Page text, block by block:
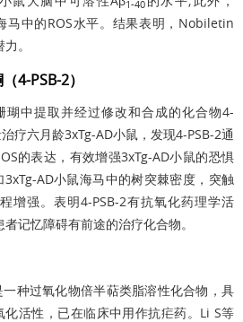
1-40
马中的ROS水平。结果表明，Nobiletin
。
4-PSB-2）
瑚中提取并经过修改和合成的化合物4-
疗六月龄3xTg-AD小鼠，发现4-PSB-2通
的表达，有效增强3xTg-AD小鼠的恐惧
AD小鼠海马中的树突棘密度，突触
增强。表明4-PSB-2有抗氧化药理学活
记忆障碍有前途的治疗化合物。
种过氧化物倍半萜类脂溶性化合物，具
活性，已在临床中用作抗疟药。Li S等